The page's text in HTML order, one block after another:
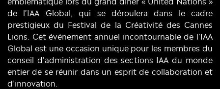
de l’IAA Global, qui se déroulera dans le cadre
prestigieux du Festival de la Créativité des Cannes
Lions. Cet événement annuel incontournable de l’IAA
Global est une occasion unique pour les membres du
conseil d’administration des sections IAA du monde
entier de se réunir dans un esprit de collaboration et
d’innovation.